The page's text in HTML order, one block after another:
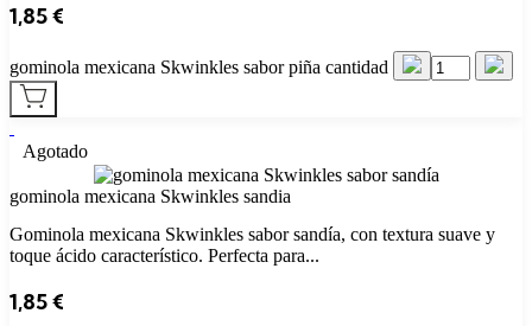
1,85€
gominola mexicana Skwinkles sabor piña cantidad
Agotado
gominola mexicana Skwinkles sandia
Gominola mexicana Skwinkles sabor sandía, con textura suave y
toque ácido característico. Perfecta para...
1,85€